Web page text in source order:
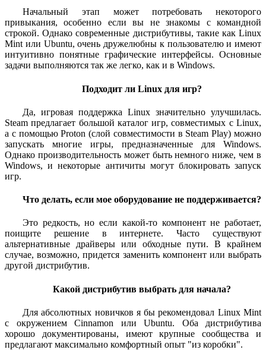
Начальный этап может потребовать некоторого
привыкания, особенно если вы не знакомы с командной
строкой. Однако современные дистрибутивы, такие как Linux
Mint или Ubuntu, очень дружелюбны к пользователю и имеют
интуитивно понятные графические интерфейсы. Основные
задачи выполняются так же легко, как и в Windows.
Подходит ли Linux для игр?
Да, игровая поддержка Linux значительно улучшилась.
Steam предлагает большой каталог игр, совместимых с Linux,
а с помощью Proton (слой совместимости в Steam Play) можно
запускать многие игры, предназначенные для Windows.
Однако производительность может быть немного ниже, чем в
Windows, и некоторые античиты могут блокировать запуск
игр.
Что делать, если мое оборудование не поддерживается?
Это редкость, но если какой-то компонент не работает,
поищите решение в интернете. Часто существуют
альтернативные драйверы или обходные пути. В крайнем
случае, возможно, придется заменить компонент или выбрать
другой дистрибутив.
Какой дистрибутив выбрать для начала?
Для абсолютных новичков я бы рекомендовал Linux Mint
с окружением Cinnamon или Ubuntu. Оба дистрибутива
хорошо документированы, имеют крупные сообщества и
предлагают максимально комфортный опыт "из коробки".